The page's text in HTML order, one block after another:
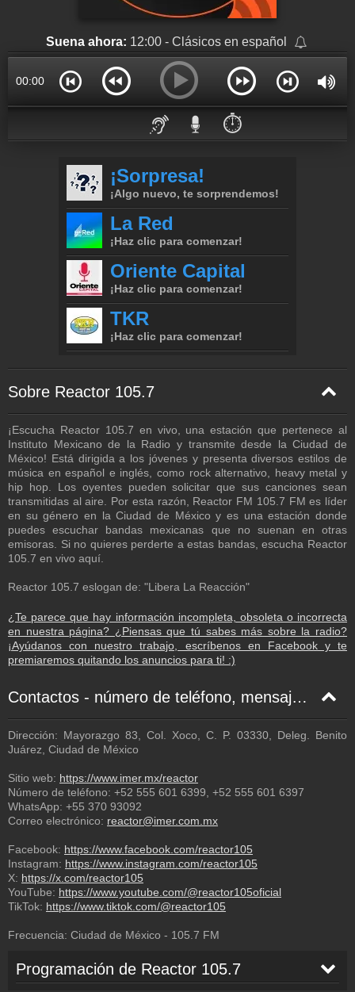
Suena ahora: 12:00 - Clásicos en español
00:00
⏱️
Sobre Reactor 105.7
¡Escucha Reactor 105.7 en vivo, una estación que pertenece al
Instituto Mexicano de la Radio y transmite desde la Ciudad de
México! Está dirigida a los jóvenes y presenta diversos estilos de
música en español e inglés, como rock alternativo, heavy metal y
hip hop. Los oyentes pueden solicitar que sus canciones sean
transmitidas al aire. Por esta razón, Reactor FM 105.7 FM es líder
en su género en la Ciudad de México y es una estación donde
puedes escuchar bandas mexicanas que no suenan en otras
emisoras. Si no quieres perderte a estas bandas, escucha Reactor
105.7 en vivo aquí.
Reactor 105.7 eslogan de: "Libera La Reacción"
¿Te parece que hay información incompleta, obsoleta o incorrecta
en nuestra página? ¿Piensas que tú sabes más sobre la radio?
¡Ayúdanos con nuestro trabajo, escríbenos en Facebook y te
premiaremos quitando los anuncios para ti! :)
Contactos - número de teléfono, mensaje de texto, correo electrónico, Facebook
Dirección: Mayorazgo 83, Col. Xoco, C. P. 03330, Deleg. Benito
Juárez, Ciudad de México
Sitio web: https://www.imer.mx/reactor
Número de teléfono: +52 555 601 6399 +52 555 601 6397
WhatsApp: +55 370 93092
Correo electrónico: reactor@imer.com.mx
Facebook: https://www.facebook.com/reactor105
Instagram: https://www.instagram.com/reactor105
X: https://x.com/reactor105
YouTube: https://www.youtube.com/@reactor105oficial
TikTok: https://www.tiktok.com/@reactor105
Frecuencia: Ciudad de México - 105.7 FM
Programación de Reactor 105.7